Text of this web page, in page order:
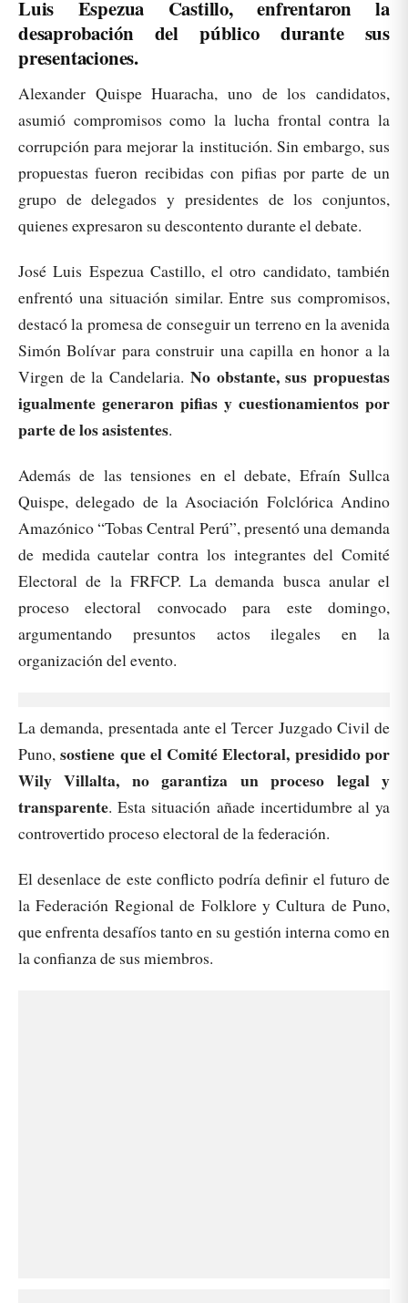
Luis Espezua Castillo, enfrentaron la
desaprobación del público durante sus
presentaciones.
Alexander Quispe Huaracha, uno de los candidatos,
asumió compromisos como la lucha frontal contra la
corrupción para mejorar la institución. Sin embargo, sus
propuestas fueron recibidas con pifias por parte de un
grupo de delegados y presidentes de los conjuntos,
quienes expresaron su descontento durante el debate.
José Luis Espezua Castillo, el otro candidato, también
enfrentó una situación similar. Entre sus compromisos,
destacó la promesa de conseguir un terreno en la avenida
Simón Bolívar para construir una capilla en honor a la
Virgen de la Candelaria. No obstante, sus propuestas
igualmente generaron pifias y cuestionamientos por
parte de los asistentes.
Además de las tensiones en el debate, Efraín Sullca
Quispe, delegado de la Asociación Folclórica Andino
Amazónico “Tobas Central Perú”, presentó una demanda
de medida cautelar contra los integrantes del Comité
Electoral de la FRFCP. La demanda busca anular el
proceso electoral convocado para este domingo,
argumentando presuntos actos ilegales en la
organización del evento.
La demanda, presentada ante el Tercer Juzgado Civil de
Puno,sostiene que el Comité Electoral, presidido por
Wily Villalta, no garantiza un proceso legal y
transparente. Esta situación añade incertidumbre al ya
controvertido proceso electoral de la federación.
El desenlace de este conflicto podría definir el futuro de
la Federación Regional de Folklore y Cultura de Puno,
que enfrenta desafíos tanto en su gestión interna como en
la confianza de sus miembros.